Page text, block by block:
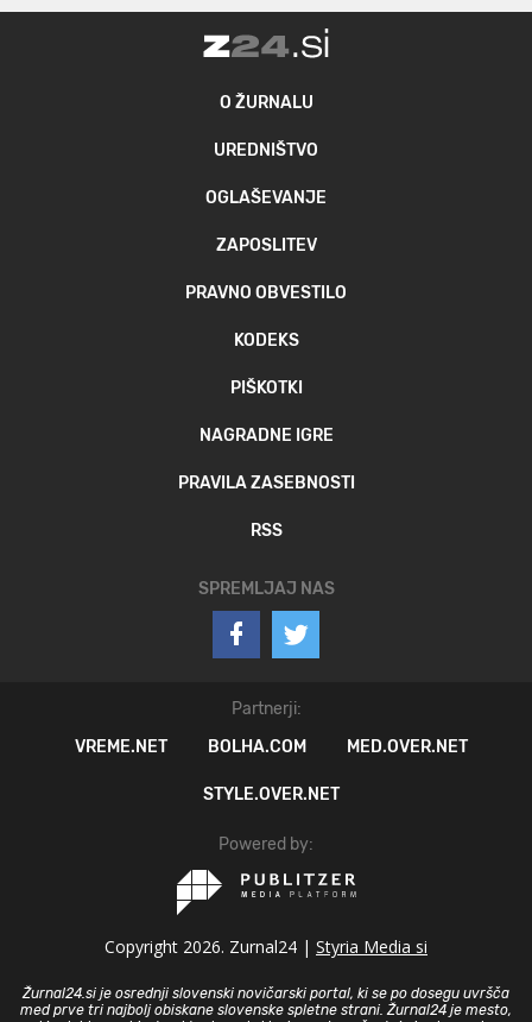
O ŽURNALU
UREDNIŠTVO
OGLAŠEVANJE
ZAPOSLITEV
PRAVNO OBVESTILO
KODEKS
PIŠKOTKI
NAGRADNE IGRE
PRAVILA ZASEBNOSTI
RSS
SPREMLJAJ NAS
Partnerji:
VREME.NET
BOLHA.COM MED.OVER.NET
STYLE.OVER.NET
Powered by:
Copyright 2026. Zurnal24 | Styria Media si
Žurnal24.si je osrednji slovenski novičarski portal, ki se po dosegu uvršča
med prve tri najbolj obiskane slovenske spletne strani. Žurnal24 je mesto,